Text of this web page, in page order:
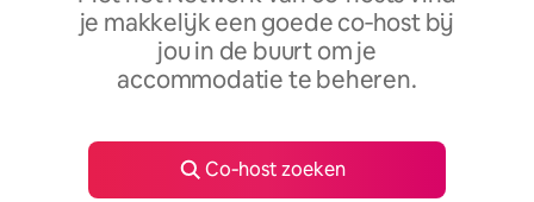
je makkelijk een goede co‑host bij
jou in de buurt om je
accommodatie te beheren.
Co‑host zoeken